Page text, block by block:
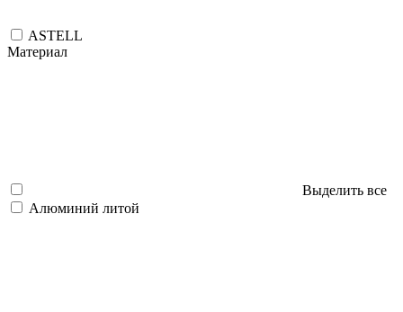
ASTELL
Материал
Выделить все
Алюминий литой